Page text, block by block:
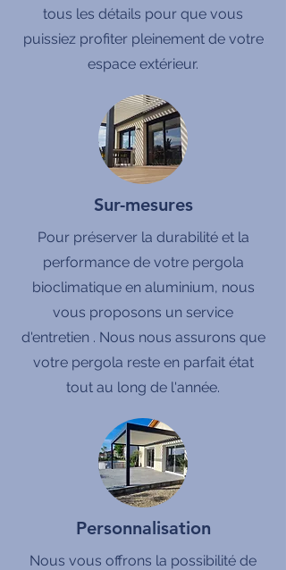
tous les détails pour que vous
puissiez profiter pleinement de votre
espace extérieur.
Sur-mesures
Pour préserver la durabilité et la
performance de votre pergola
bioclimatique en aluminium, nous
vous proposons un service
d'entretien . Nous nous assurons que
votre pergola reste en parfait état
tout au long de l'année.
Personnalisation
Nous vous offrons la possibilité de